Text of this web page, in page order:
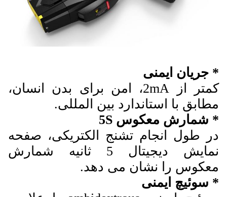
* جریان ایمنی
کمتر از 2mA، امن برای بدن انسان،
مطابق با استاندارد بین المللی.
* شمارش معکوس 5S
در طول انجام تشنج الکتریکی، صفحه
نمایش دیجیتال 5 ثانیه شمارش
معکوس را نشان می دهد.
* سوئیچ ایمنی